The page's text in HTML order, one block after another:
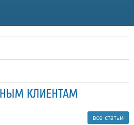
КЛИЕНТАМ
все статьи